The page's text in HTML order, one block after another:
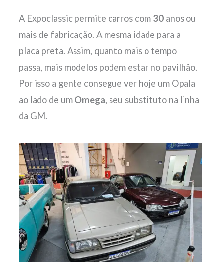
A Expoclassic permite carros com 30 anos ou
mais de fabricação. A mesma idade para a
placa preta. Assim, quanto mais o tempo
passa, mais modelos podem estar no pavilhão.
Por isso a gente consegue ver hoje um Opala
ao lado de um Omega, seu substituto na linha
da GM.